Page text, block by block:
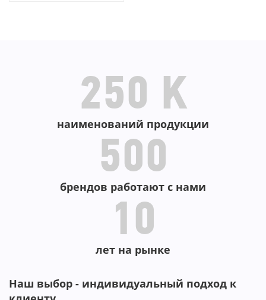
250 K
наименований продукции
500
брендов работают с нами
10
лет на рынке
Наш выбор - индивидуальный подход к